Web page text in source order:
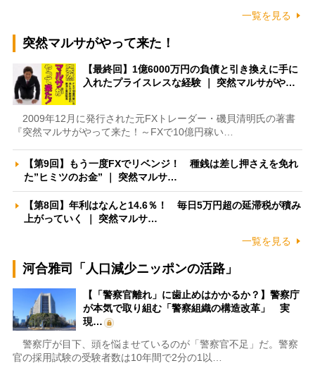
一覧を見る
突然マルサがやって来た！
【最終回】1億6000万円の負債と引き換えに手に
入れたプライスレスな経験 ｜ 突然マルサがや…
2009年12月に発行された元FXトレーダー・磯貝清明氏の著書
『突然マルサがやって来た！～FXで10億円稼い…
【第9回】もう一度FXでリベンジ！ 種銭は差し押さえを免れ
た”ヒミツのお金” ｜ 突然マルサ…
【第8回】年利はなんと14.6％！ 毎日5万円超の延滞税が積み
上がっていく ｜ 突然マルサ…
一覧を見る
河合雅司「人口減少ニッポンの活路」
【「警察官離れ」に歯止めはかかるか？】警察庁
が本気で取り組む「警察組織の構造改革」 実
現…
警察庁が目下、頭を悩ませているのが「警察官不足」だ。警察
官の採用試験の受験者数は10年間で2分の1以…